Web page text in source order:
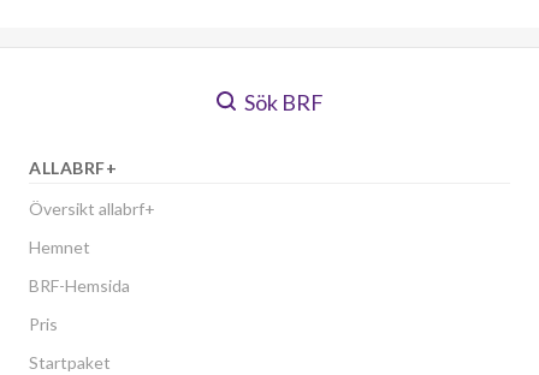
Sök BRF
ALLABRF+
Översikt allabrf+
Hemnet
BRF-Hemsida
Pris
Startpaket